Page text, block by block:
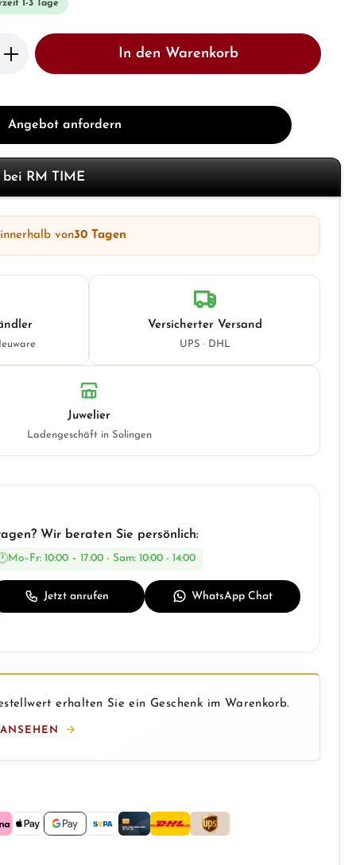
1-3 Tage
den gewünschten Wert ein oder
In den Warenkorb
Angebot anfordern
bei RM TIME
von30 Tagen
Versicherter Versand
UPS · DHL
Juwelier
Ladengeschäft in Solingen
Wir beraten Sie persönlich:
Mo–Fr: 10:00 – 17:00 - Sam: 10:00 - 14:00
Jetzt anrufen WhatsApp Chat
erhalten Sie ein Geschenk im Warenkorb.